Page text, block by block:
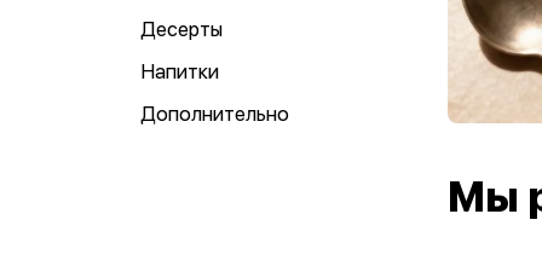
Десерты
Напитки
Дополнительно
Мы